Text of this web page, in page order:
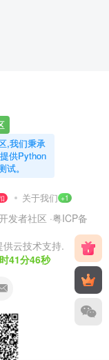
,我们秉承
供Python
。
关于我们 +1
发者社区 ·粤ICP备
供云技术支持.
41分47秒